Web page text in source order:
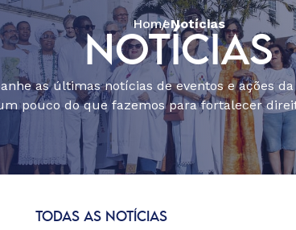
HomeNotícias
NOTÍCIAS
as últimas notícias de eventos e ações da
pouco do que fazemos para fortalecer
TODAS AS NOTÍCIAS